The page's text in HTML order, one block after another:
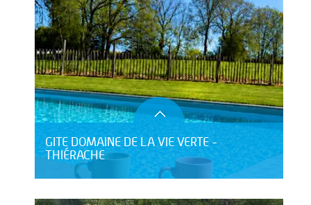
GITE DOMAINE DE LA VIE VERTE -
THIÉRACHE